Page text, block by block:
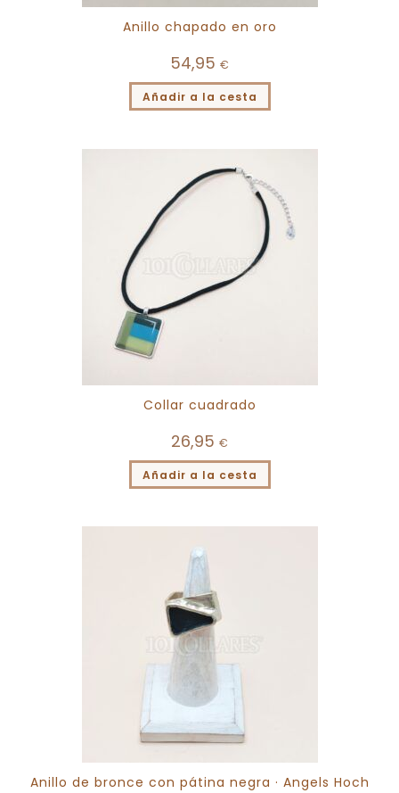
Anillo chapado en oro
54,95 €
Añadir a la cesta
Collar cuadrado
26,95 €
Añadir a la cesta
Anillo de bronce con pátina negra · Angels Hoch